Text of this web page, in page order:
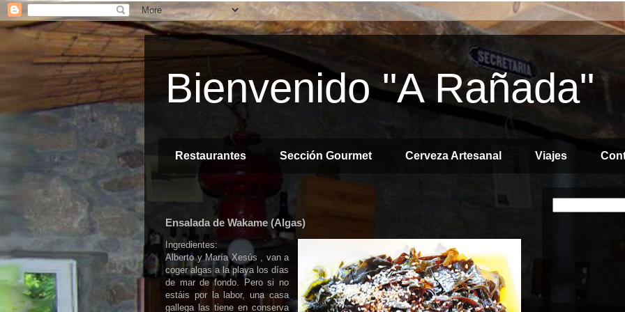
Bienvenido "A Rañada"
Restaurantes Sección Gourmet Cerveza Artesanal Viajes
Ensalada de Wakame (Algas)
Ingredientes:
Alberto y María Xesús , van a
coger algas a la playa los días
de mar de fondo. Pero si no
estáis por la labor, una casa
gallega las tiene en conserva